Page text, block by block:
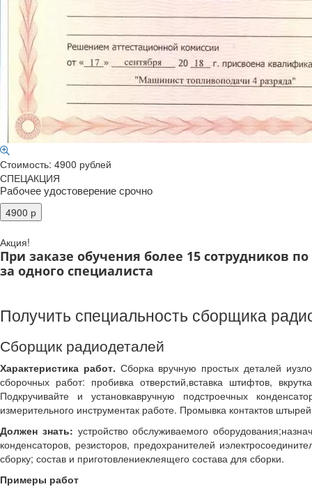
Стоимость: 4900 рублей
СПЕЦАКЦИЯ
Рабочее удостоверение срочно
Акция!
При заказе обучения более 15 сотрудников
за одного специалиста
Получить специальность сборщика
Сборщик радиодеталей
Характеристика работ. Сборка вручную простых деталей
сборочных работ: пробивка отверстий,вставка штифтов,
Подкручивайте и установкавручную подстроечных
измерительного инструментак работе. Промывка контактов
Должен знать: устройство обслуживаемого
конденсаторов, резисторов, предохранителей
сборку; состав и приготовлениеклеящего состава для сборки.
Примеры работ